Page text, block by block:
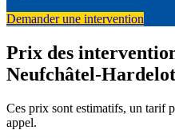
Demander une intervention
Prix des
Neufchâtel-Hardelot
Ces prix sont estimatifs, un tarif
appel.